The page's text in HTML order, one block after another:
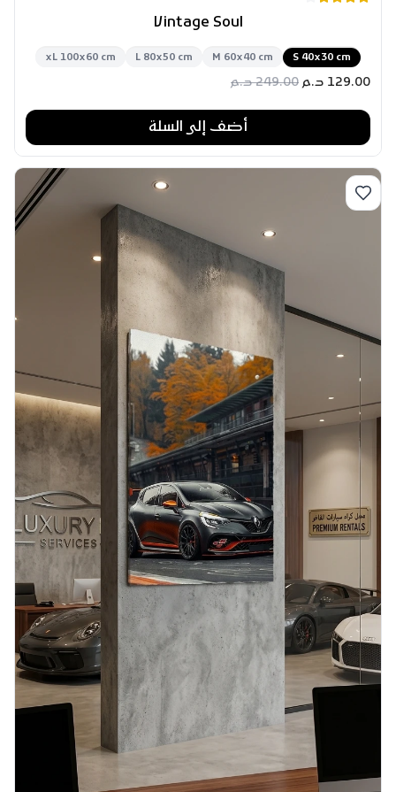
Vintage Soul
S 40x30 cm
M 60x40 cm
L 80x50 cm
xL 100x60 cm
129.00 د.م 249.00 د.م
أضف إلى السلة